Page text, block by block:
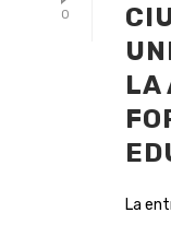
0
LA
La